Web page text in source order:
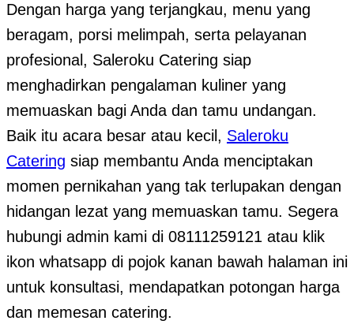
Dengan harga yang terjangkau, menu yang
beragam, porsi melimpah, serta pelayanan
profesional, Saleroku Catering siap
menghadirkan pengalaman kuliner yang
memuaskan bagi Anda dan tamu undangan.
Baik itu acara besar atau kecil, Saleroku
Catering siap membantu Anda menciptakan
momen pernikahan yang tak terlupakan dengan
hidangan lezat yang memuaskan tamu. Segera
hubungi admin kami di 08111259121 atau klik
ikon whatsapp di pojok kanan bawah halaman ini
untuk konsultasi, mendapatkan potongan harga
dan memesan catering.